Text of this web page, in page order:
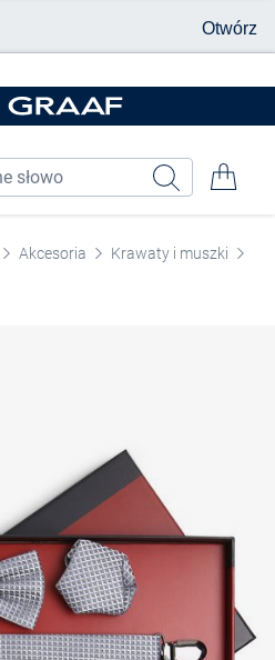
Akcesoria
Krawaty i muszki
Otwórz